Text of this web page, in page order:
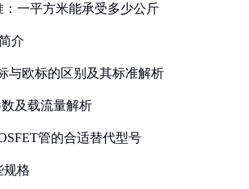
：一平方米能承受多少公斤
介
与欧标的区别及其标准解析
及载流量解析
管的合适替代型号
规格